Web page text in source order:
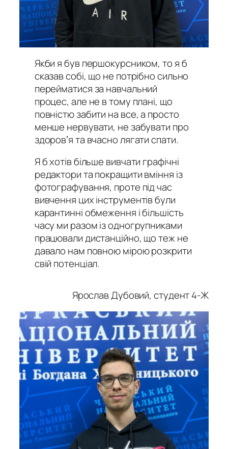
Якби я був першокурсником, то я б
сказав собі, що не потрібно сильно
перейматися за навчальний
процес, але не в тому плані, що
повністю забити на все, а просто
менше нервувати, не забувати про
здоровʼя та вчасно лягати спати.
Я б хотів більше вивчати графічні
редактори та покращити вміння із
фотографування, проте під час
вивчення цих інструментів були
карантинні обмеження і більшість
часу ми разом із одногрупниками
працювали дистанційно, що теж не
давало нам повною мірою розкрити
свій потенціал.
Ярослав Дубовий, студент 4-Ж